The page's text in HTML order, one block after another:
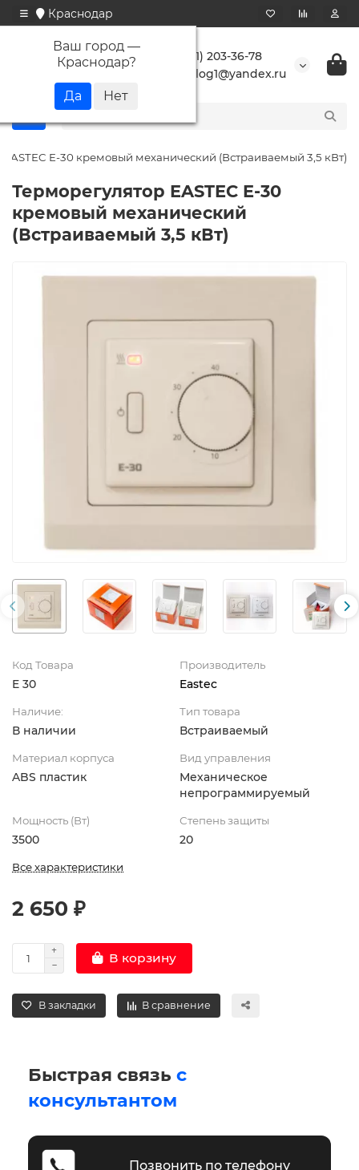
Краснодар
Ваш город —
Краснодар?
+7 (861) 203-36-78
buranlog1@yandex.ru
EASTEC E-30 кремовый механический (Встраиваемый 3,5 кВт)
Терморегулятор EASTEC E-30
кремовый механический
(Встраиваемый 3,5 кВт)
Код Товара
E 30
Производитель
Eastec
Наличие:
В наличии
Тип товара
Встраиваемый
Материал корпуса
ABS пластик
Вид управления
Механическое
непрограммируемый
Мощность (Вт)
3500
Степень защиты
20
Все характеристики
2 650 ₽
В корзину
В закладки В сравнение
Быстрая связь с
консультантом
Позвонить по телефону